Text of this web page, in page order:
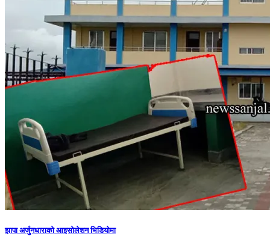
झापा अर्जुनधाराको आइसोलेशन भिडियोमा